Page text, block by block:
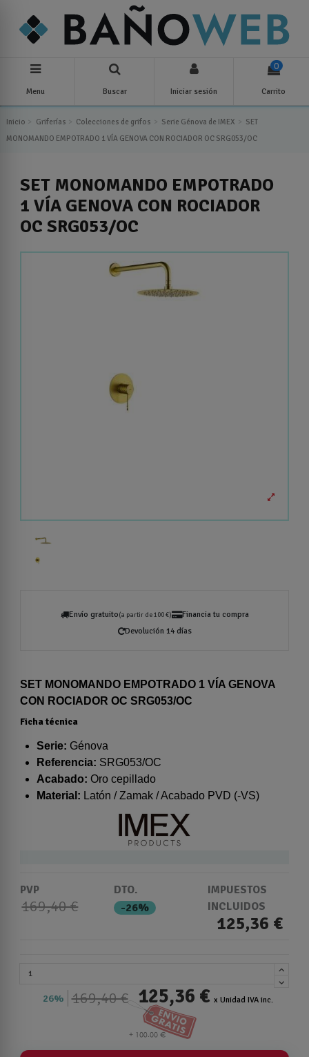
Menu Buscar Iniciar sesión
0
Carrito
Inicio Griferías Colecciones de grifos Serie Génova de IMEX
SET
MONOMANDO EMPOTRADO 1 VÍA GENOVA CON ROCIADOR OC SRG053/OC
SET MONOMANDO EMPOTRADO
1 VÍA GENOVA CON ROCIADOR
OC SRG053/OC
Envío gratuito(a partir de 100 €)
Financia tu compra
Devolución 14 días
SET MONOMANDO EMPOTRADO 1 VÍA GENOVA
CON ROCIADOR OC SRG053/OC
Ficha técnica
Serie: Génova
Referencia: SRG053/OC
Acabado: Oro cepillado
Material: Latón / Zamak / Acabado PVD (-VS)
PVP
169,40 €
DTO.
-26%
IMPUESTOS
INCLUIDOS
125,36 €
26% 169,40 € 125,36 € x Unidad IVA inc.